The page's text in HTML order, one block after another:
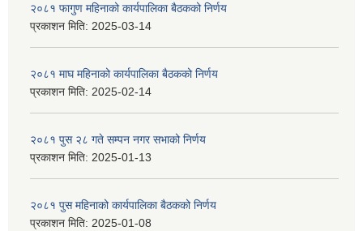
२०८१ फागुण महिनाको कार्यपालिका बैठकको निर्णय
प्रकाशन मिति: 2025-03-14
२०८१ माघ महिनाको कार्यपालिका बैठकको निर्णय
प्रकाशन मिति: 2025-02-14
२०८१ पुस २८ गते सम्प‍न नगर सभाको निर्णय
प्रकाशन मिति: 2025-01-13
२०८१ पुस महिनाको कार्यपालिका बैठकको निर्णय
प्रकाशन मिति: 2025-01-08